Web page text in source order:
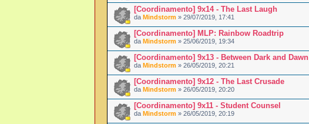
[Coordinamento] 9x14 - The Last Laugh
da Mindstorm » 29/07/2019, 17:41
[Coordinamento] MLP: Rainbow Roadtrip
da Mindstorm » 25/06/2019, 19:34
[Coordinamento] 9x13 - Between Dark and Dawn
da Mindstorm » 26/05/2019, 20:21
[Coordinamento] 9x12 - The Last Crusade
da Mindstorm » 26/05/2019, 20:20
[Coordinamento] 9x11 - Student Counsel
da Mindstorm » 26/05/2019, 20:19